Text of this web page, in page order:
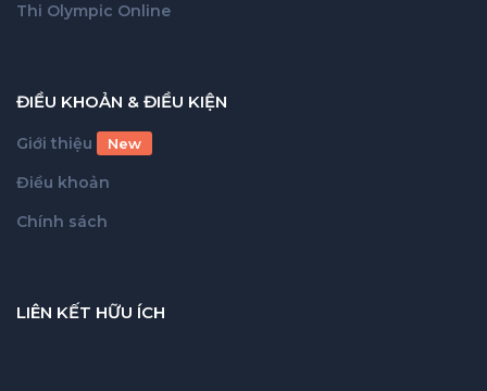
Thi Olympic Online
ĐIỀU KHOẢN & ĐIỀU KIỆN
Giới thiệu New
Điều khoản
Chính sách
LIÊN KẾT HỮU ÍCH